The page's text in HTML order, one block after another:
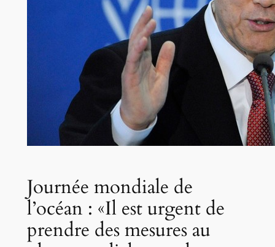
Journée mondiale de
l’océan : «Il est urgent de
prendre des mesures au